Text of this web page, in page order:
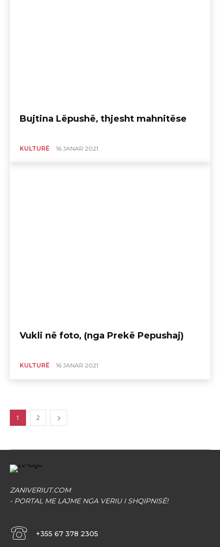
Bujtina Lëpushë, thjesht mahnitëse
KULTURË 16 JANAR 2021
Vukli në foto, (nga Prekë Pepushaj)
KULTURË 16 JANAR 2021
1 2
ZANIVERIUT.COM
- PORTAL ME LAJME NGA VERIU I SHQIPNISË!
+355 67 378 2305